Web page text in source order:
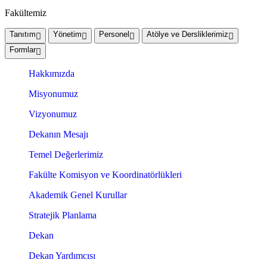
Fakültemiz
Tanıtım Yönetim Personel
Atölye ve Dersliklerimiz
Formlar
Hakkımızda
Misyonumuz
Vizyonumuz
Dekanın Mesajı
Temel Değerlerimiz
Fakülte Komisyon ve Koordinatörlükleri
Akademik Genel Kurullar
Stratejik Planlama
Dekan
Dekan Yardımcısı